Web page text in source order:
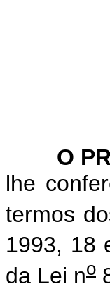
O
lhe
termos
1993, 18
da Lei no